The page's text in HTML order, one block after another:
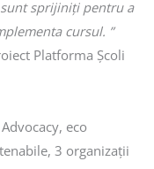
sprijiniți pentru a
cursul. ”
Platforma Școli
eco
3 organizații